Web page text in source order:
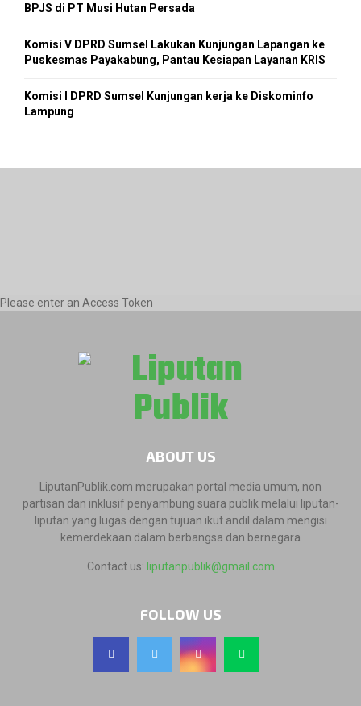
BPJS di PT Musi Hutan Persada
Komisi V DPRD Sumsel Lakukan Kunjungan Lapangan ke
Puskesmas Payakabung, Pantau Kesiapan Layanan KRIS
Komisi I DPRD Sumsel Kunjungan kerja ke Diskominfo
Lampung
Please enter an Access Token
ABOUT US
LiputanPublik.com merupakan portal media umum, non
partisan dan inklusif penyambung suara publik melalui liputan-
liputan yang lugas dengan tujuan ikut andil dalam mengisi
kemerdekaan dalam berbangsa dan bernegara
Contact us: liputanpublik@gmail.com
FOLLOW US